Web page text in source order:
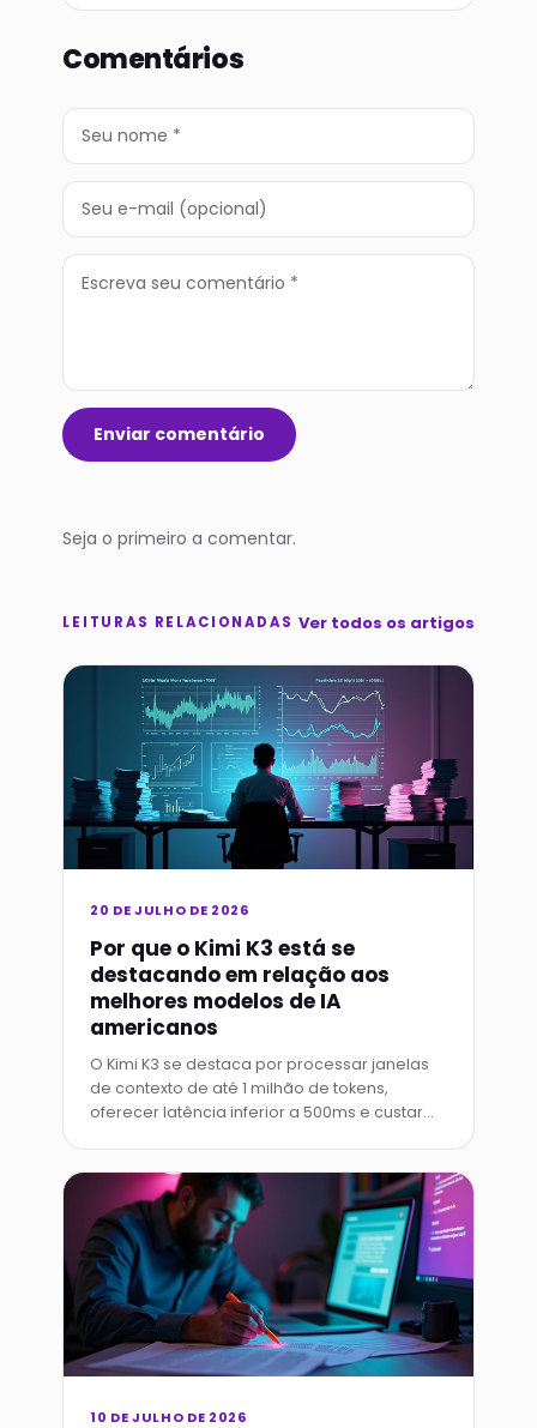
Comentários
Enviar comentário
Seja o primeiro a comentar.
LEITURAS RELACIONADAS Ver todos os artigos
20 DE JULHO DE 2026
Por que o Kimi K3 está se
destacando em relação aos
melhores modelos de IA
americanos
O Kimi K3 se destaca por processar janelas
de contexto de até 1 milhão de tokens,
oferecer latência inferior a 500ms e custar
10 DE JULHO DE 2026